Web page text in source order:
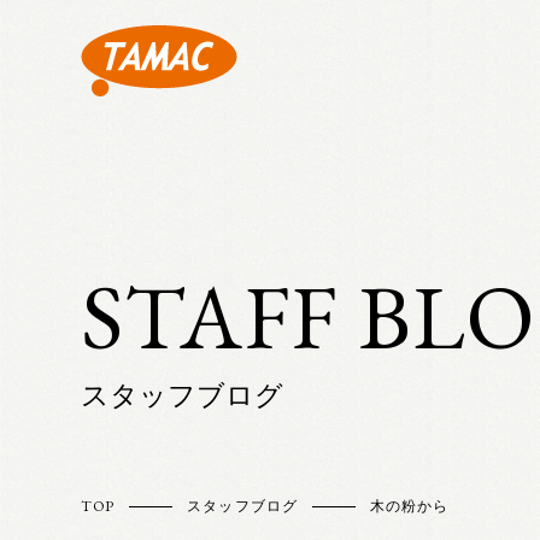
STAFF
スタッフブログ
TOP スタッフブログ 木の粉から